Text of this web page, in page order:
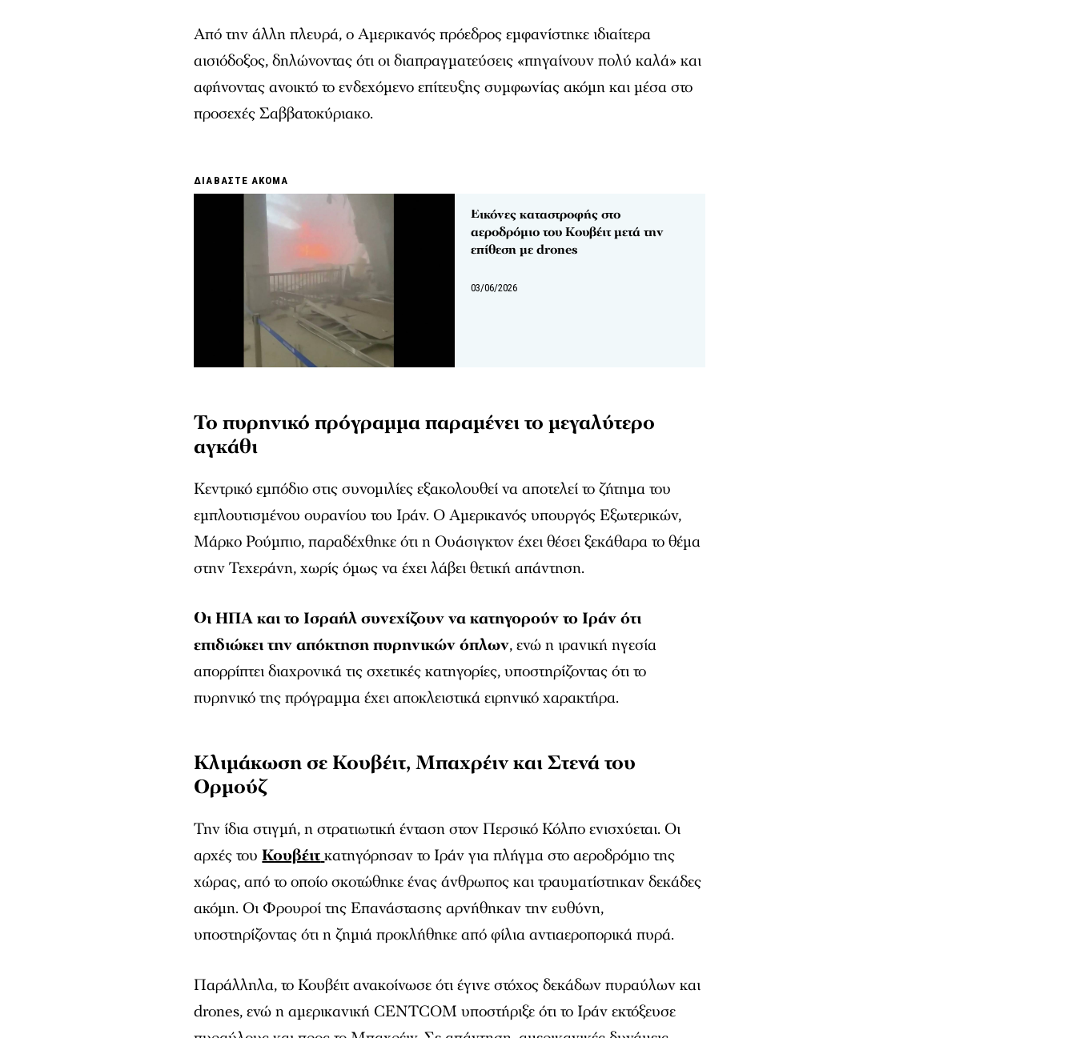
Από την άλλη πλευρά, ο Αμερικανός πρόεδρος εμφανίστηκε ιδιαίτερα
αισιόδοξος, δηλώνοντας ότι οι διαπραγματεύσεις «πηγαίνουν πολύ καλά» και
αφήνοντας ανοικτό το ενδεχόμενο επίτευξης συμφωνίας ακόμη και μέσα στο
προσεχές Σαββατοκύριακο.
ΔΙΑΒΑΣΤΕ ΑΚΟΜΑ
Εικόνες καταστροφής στο
αεροδρόμιο του Κουβέιτ μετά την
επίθεση με drones
03/06/2026
Το πυρηνικό πρόγραμμα παραμένει το μεγαλύτερο
αγκάθι
Κεντρικό εμπόδιο στις συνομιλίες εξακολουθεί να αποτελεί το ζήτημα του
εμπλουτισμένου ουρανίου του Ιράν. Ο Αμερικανός υπουργός Εξωτερικών,
Μάρκο Ρούμπιο, παραδέχθηκε ότι η Ουάσιγκτον έχει θέσει ξεκάθαρα το θέμα
στην Τεχεράνη, χωρίς όμως να έχει λάβει θετική απάντηση.
Οι ΗΠΑ και το Ισραήλ συνεχίζουν να κατηγορούν το Ιράν ότι
επιδιώκει την απόκτηση πυρηνικών όπλων, ενώ η ιρανική ηγεσία
απορρίπτει διαχρονικά τις σχετικές κατηγορίες, υποστηρίζοντας ότι το
πυρηνικό της πρόγραμμα έχει αποκλειστικά ειρηνικό χαρακτήρα.
Κλιμάκωση σε Κουβέιτ, Μπαχρέιν και Στενά του
Ορμούζ
Την ίδια στιγμή, η στρατιωτική ένταση στον Περσικό Κόλπο ενισχύεται. Οι
αρχές τουΚουβέιτ κατηγόρησαν το Ιράν για πλήγμα στο αεροδρόμιο της
χώρας, από το οποίο σκοτώθηκε ένας άνθρωπος και τραυματίστηκαν δεκάδες
ακόμη. Οι Φρουροί της Επανάστασης αρνήθηκαν την ευθύνη,
υποστηρίζοντας ότι η ζημιά προκλήθηκε από φίλια αντιαεροπορικά πυρά.
Παράλληλα, το Κουβέιτ ανακοίνωσε ότι έγινε στόχος δεκάδων πυραύλων και
drones, ενώ η αμερικανική CENTCOM υποστήριξε ότι το Ιράν εκτόξευσε